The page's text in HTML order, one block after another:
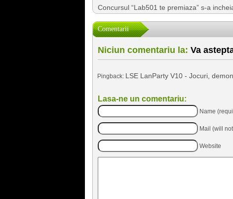
Concursul “Lab501 te premiaza” s-a
Comentarii
Niciun comentariu la: Va
Pingback: LSE LanParty V10 - Jocuri,
Lasa-ne un comentariu:
Name
Mail (will
Website